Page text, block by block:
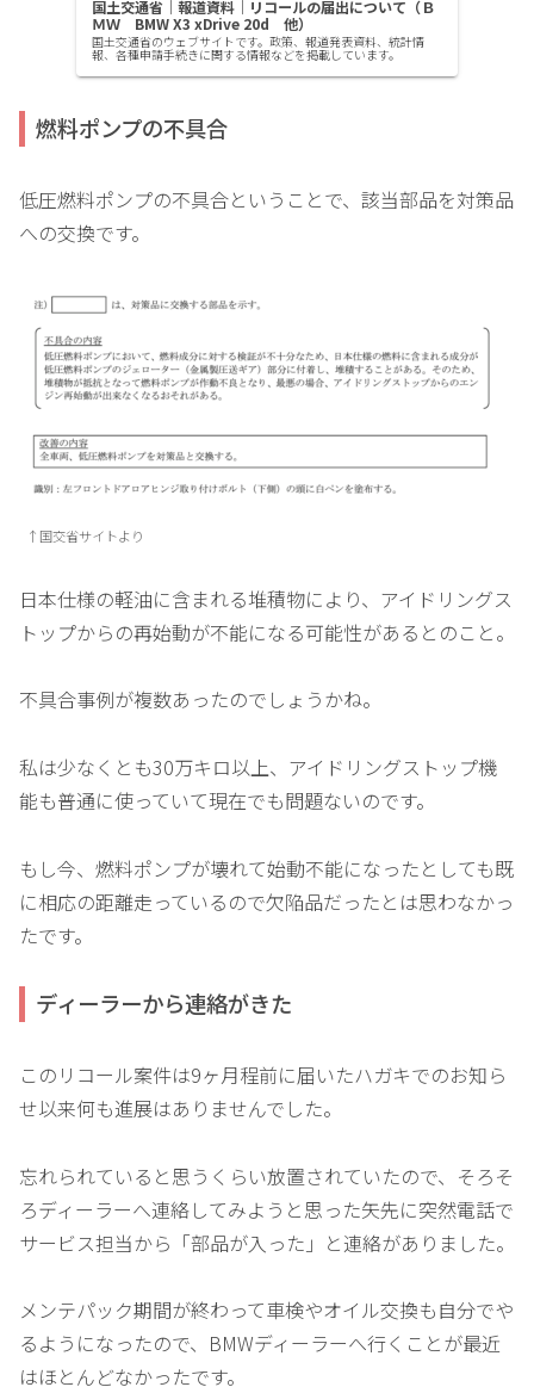
国土交通省｜報道資料｜リコールの届出について（Ｂ
ＭＷ BMW X3 xDrive 20d 他）
国土交通省のウェブサイトです。政策、報道発表資料、統計情
報、各種申請手続きに関する情報などを掲載しています。
燃料ポンプの不具合
低圧燃料ポンプの不具合ということで、該当部品を対策品
への交換です。
↑国交省サイトより
日本仕様の軽油に含まれる堆積物により、アイドリングス
トップからの再始動が不能になる可能性があるとのこと。
不具合事例が複数あったのでしょうかね。
私は少なくとも30万キロ以上、アイドリングストップ機
能も普通に使っていて現在でも問題ないのです。
もし今、燃料ポンプが壊れて始動不能になったとしても既
に相応の距離走っているので欠陥品だったとは思わなかっ
たです。
ディーラーから連絡がきた
このリコール案件は9ヶ月程前に届いたハガキでのお知ら
せ以来何も進展はありませんでした。
忘れられていると思うくらい放置されていたので、そろそ
ろディーラーへ連絡してみようと思った矢先に突然電話で
サービス担当から「部品が入った」と連絡がありました。
メンテパック期間が終わって車検やオイル交換も自分でや
るようになったので、BMWディーラーへ行くことが最近
はほとんどなかったです。